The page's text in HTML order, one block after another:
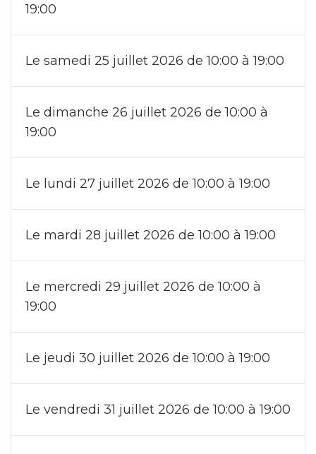
19:00
Le samedi 25 juillet 2026 de 10:00 à 19:00
Le dimanche 26 juillet 2026 de 10:00 à
19:00
Le lundi 27 juillet 2026 de 10:00 à 19:00
Le mardi 28 juillet 2026 de 10:00 à 19:00
Le mercredi 29 juillet 2026 de 10:00 à
19:00
Le jeudi 30 juillet 2026 de 10:00 à 19:00
Le vendredi 31 juillet 2026 de 10:00 à 19:00